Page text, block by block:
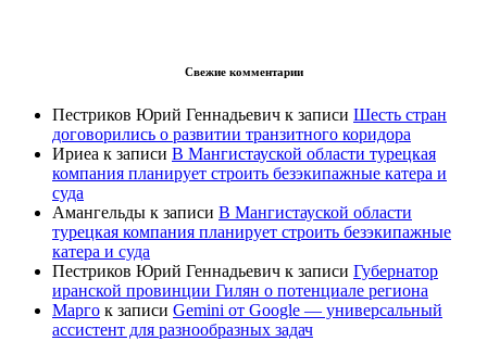
Свежие комментарии
Пестриков Юрий Геннадьевич к записи Шесть стран
договорились о развитии транзитного коридора
Ириеа к записи В Мангистауской области турецкая
компания планирует строить безэкипажные катера и
суда
Амангельды к записи В Мангистауской области
турецкая компания планирует строить безэкипажные
катера и суда
Пестриков Юрий Геннадьевич к записи Губернатор
иранской провинции Гилян о потенциале региона
Марго к записи Gemini от Google — универсальный
ассистент для разнообразных задач